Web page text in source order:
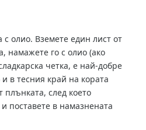
с олио. Вземете един лист от
намажете го с олио (ако
четка, е най-добре
в тесния край на кората
плънката, след което
поставете в намазнената